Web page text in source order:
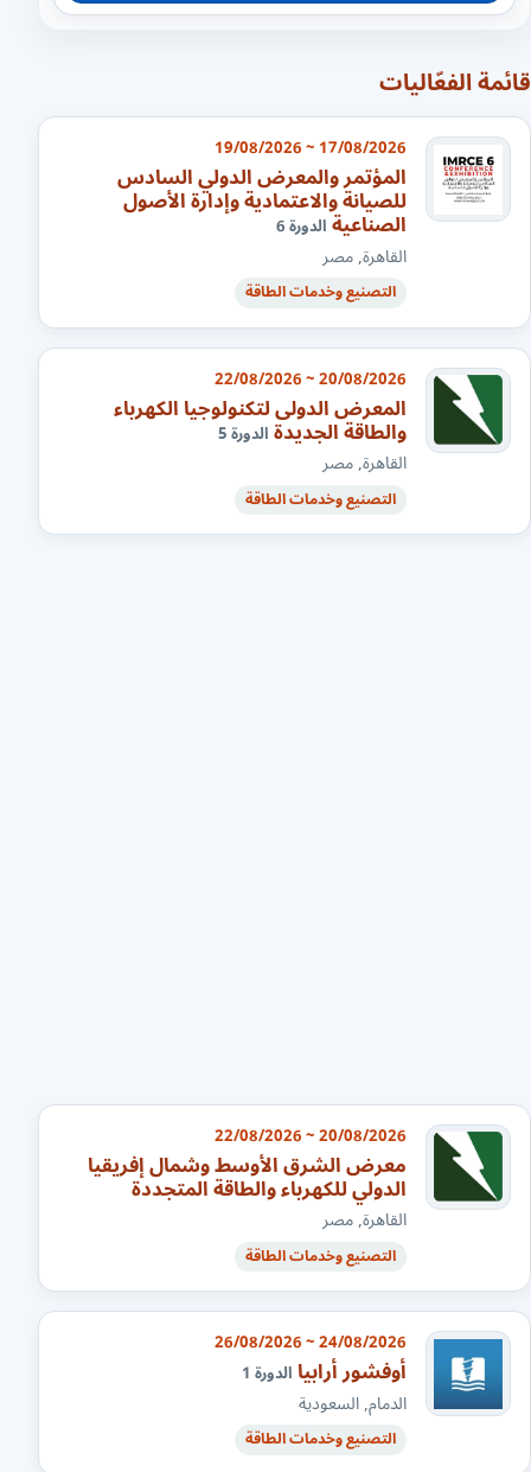
قائمة الفعّاليات
17/08/2026 ~ 19/08/2026
المؤتمر والمعرض الدولي السادس
للصيانة والاعتمادية وإدارة الأصول
الصناعيةالدورة 6
القاهرة, مصر
التصنيع وخدمات الطاقة
20/08/2026 ~ 22/08/2026
المعرض الدولى لتكنولوجيا الكهرباء
والطاقة الجديدةالدورة 5
القاهرة, مصر
التصنيع وخدمات الطاقة
20/08/2026 ~ 22/08/2026
معرض الشرق الأوسط وشمال إفريقيا
الدولي للكهرباء والطاقة المتجددة
القاهرة, مصر
التصنيع وخدمات الطاقة
24/08/2026 ~ 26/08/2026
أوفشور أرابيا الدورة 1
الدمام, السعودية
التصنيع وخدمات الطاقة